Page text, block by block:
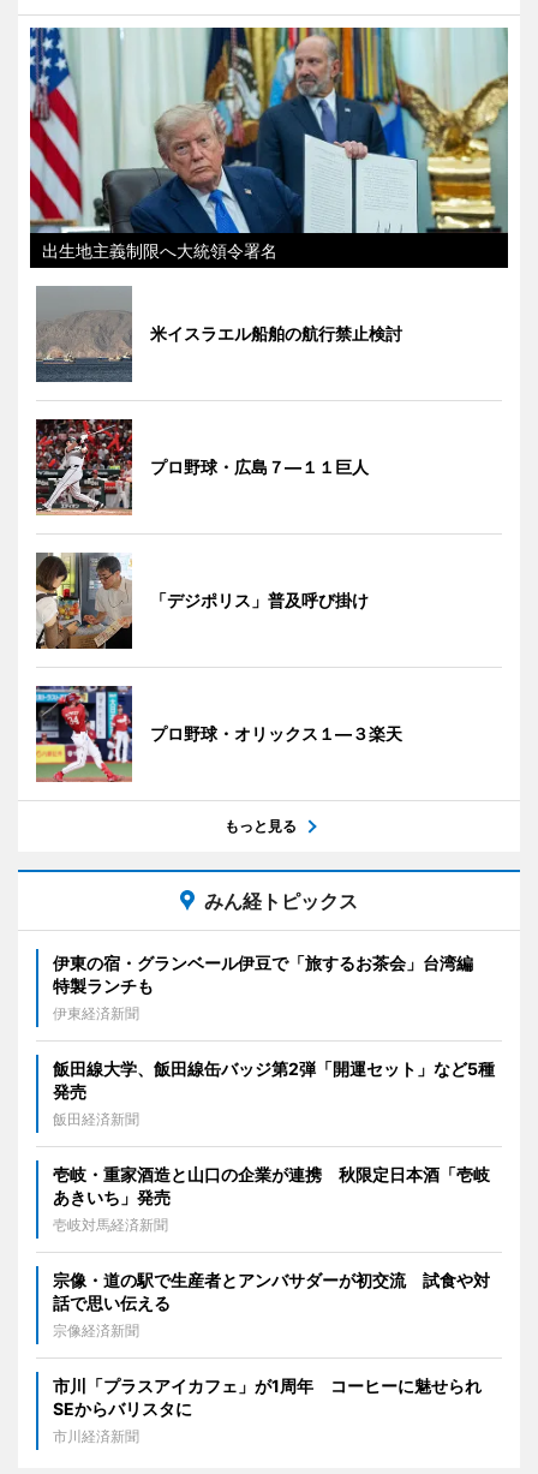
出生地主義制限へ大統領令署名
米イスラエル船舶の航行禁止検討
プロ野球・広島７―１１巨人
「デジポリス」普及呼び掛け
プロ野球・オリックス１―３楽天
もっと見る
みん経トピックス
伊東の宿・グランベール伊豆で「旅するお茶会」台湾編
特製ランチも
伊東経済新聞
飯田線大学、飯田線缶バッジ第2弾「開運セット」など5種
発売
飯田経済新聞
壱岐・重家酒造と山口の企業が連携 秋限定日本酒「壱岐
あきいち」発売
壱岐対馬経済新聞
宗像・道の駅で生産者とアンバサダーが初交流 試食や対
話で思い伝える
宗像経済新聞
市川「プラスアイカフェ」が1周年 コーヒーに魅せられ
SEからバリスタに
市川経済新聞